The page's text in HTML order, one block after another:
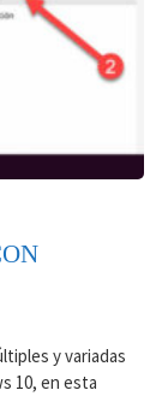
y variadas
10, en esta